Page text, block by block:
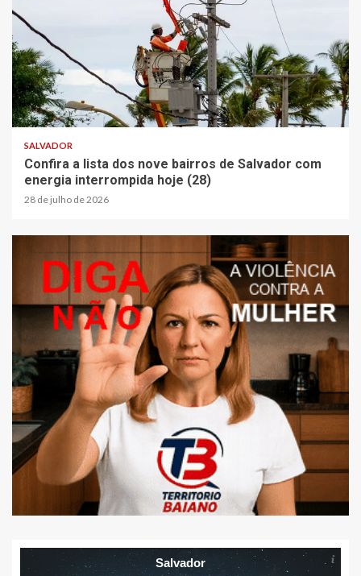
SALVADOR
Confira a lista dos nove bairros de Salvador com
energia interrompida hoje (28)
28 de julho de 2026
Salvador